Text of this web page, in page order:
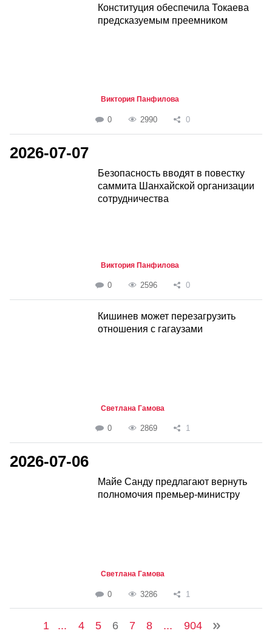
Конституция обеспечила Токаева
предсказуемым преемником
Виктория Панфилова
0 2990 0
2026-07-07
Безопасность вводят в повестку
саммита Шанхайской организации
сотрудничества
Виктория Панфилова
0 2596 0
Кишинев может перезагрузить
отношения с гагаузами
Светлана Гамова
0 2869 1
2026-07-06
Майе Санду предлагают вернуть
полномочия премьер-министру
Светлана Гамова
0 3286 1
1 ... 4 5 6 7 8 ... 904